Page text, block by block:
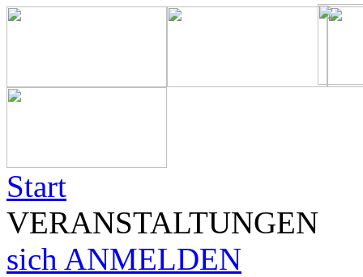
Start
VERANSTALTUNGEN
sich ANMELDEN